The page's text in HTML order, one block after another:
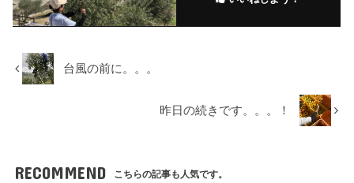
台風の前に。。。
昨日の続きです。。。！
RECOMMEND こちらの記事も人気です。